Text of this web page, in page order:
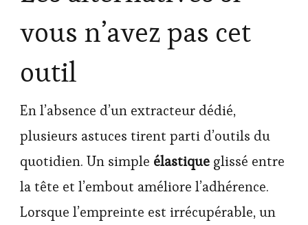
vous n’avez pas cet
outil
En l’absence d’un extracteur dédié,
plusieurs astuces tirent parti d’outils du
quotidien. Un simple élastique glissé entre
la tête et l’embout améliore l’adhérence.
Lorsque l’empreinte est irrécupérable, un